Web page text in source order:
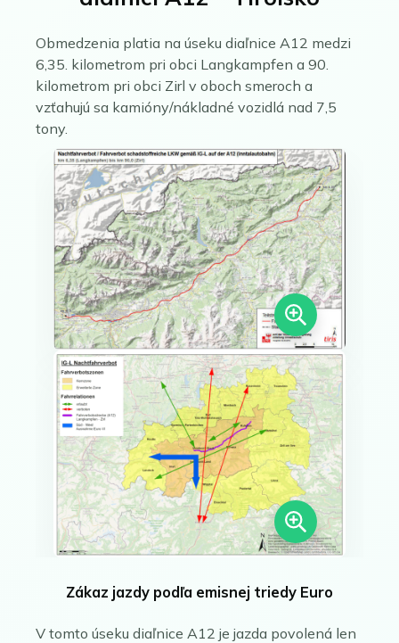
Obmedzenia platia na úseku diaľnice A12 medzi
6,35. kilometrom pri obci Langkampfen a 90.
kilometrom pri obci Zirl v oboch smeroch a
vzťahujú sa kamióny/nákladné vozidlá nad 7,5
tony.
Zákaz jazdy podľa emisnej triedy Euro
V tomto úseku diaľnice A12 je jazda povolená len